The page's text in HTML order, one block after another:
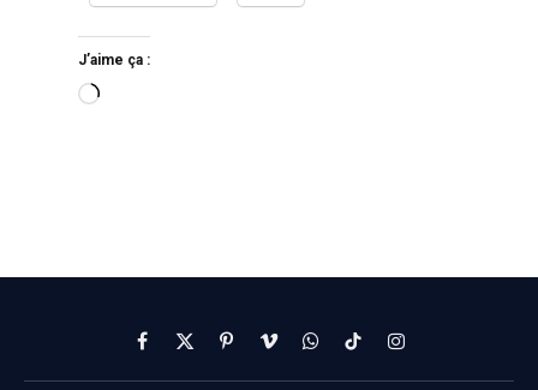
J’aime ça :
Facebook
X
(Twitter)
PinterestVimeoWhatsApp
TikTokInstagram